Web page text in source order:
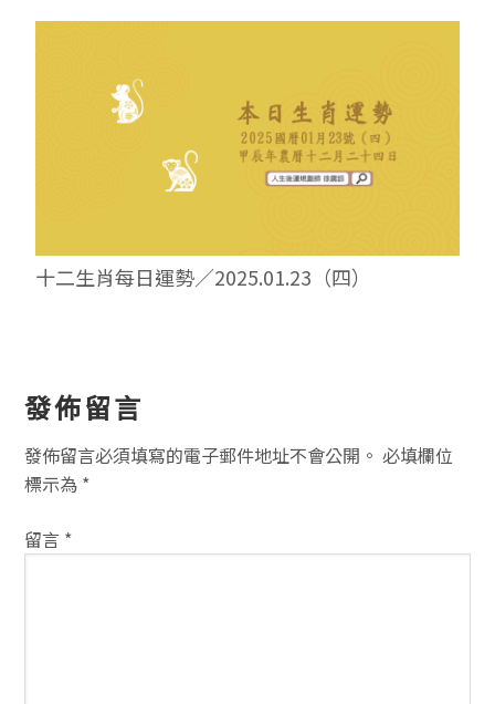
十二生肖每日運勢／2025.01.23（四）
讀
者
互
動
方
發佈留言
發佈留言必須填寫的電子郵件地址不會公開。 必填欄位
標示為 *
留言 *